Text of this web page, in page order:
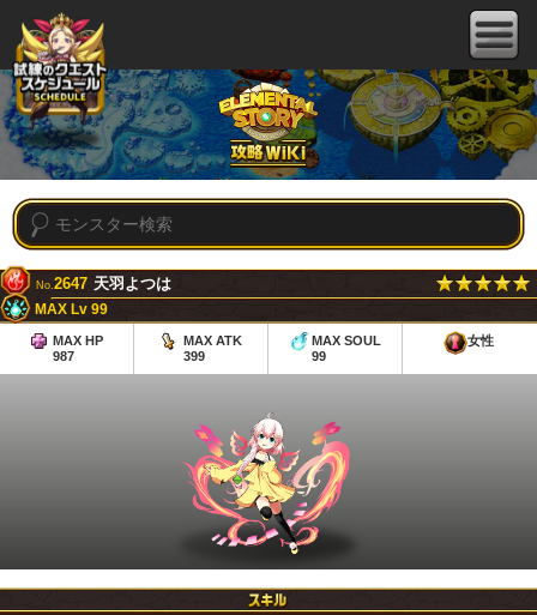
No.2647 天羽よつは
MAX Lv 99
MAX HP
987
MAX ATK
399
MAX SOUL
99
女性